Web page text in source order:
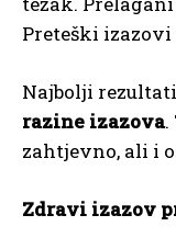
Preteški
Najbolji
razine izazova.
zahtjevno, ali i
Zdravi izazov